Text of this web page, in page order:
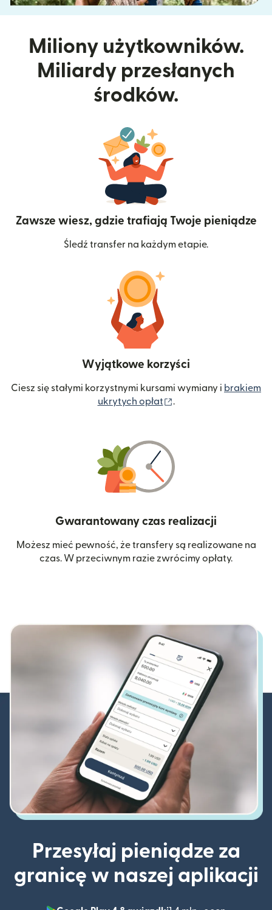
Miliony użytkowników.
Miliardy przesłanych
środków.
Zawsze wiesz, gdzie trafiają Twoje pieniądze
Śledź transfer na każdym etapie.
Wyjątkowe korzyści
Ciesz się stałymi korzystnymi kursami wymiany i brakiem
ukrytych opłat
.
Gwarantowany czas realizacji
Możesz mieć pewność, że transfery są realizowane na
czas. W przeciwnym razie zwrócimy opłaty.
Przesyłaj pieniądze za
granicę w naszej aplikacji